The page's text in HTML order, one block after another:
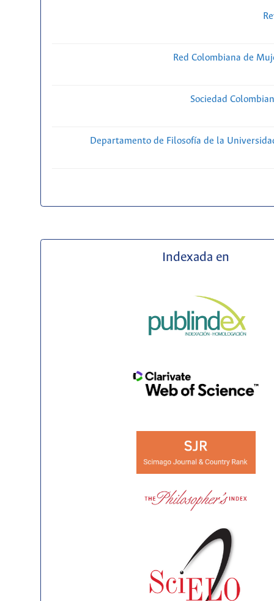
Red Colombiana de
Sociedad
Departamento de Filosofía de la
Indexada en